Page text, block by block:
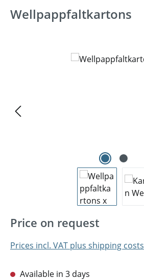
Wellpappfaltkartons
Skip image gallery
Price on request
Prices incl. VAT plus shipping costs
Available in 3 days